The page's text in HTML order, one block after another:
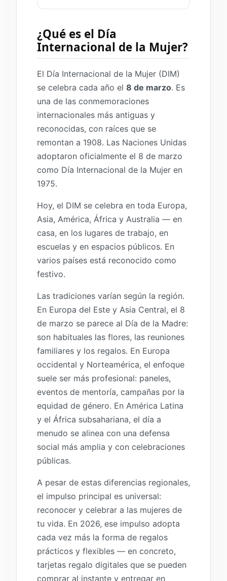
¿Qué es el Día
Internacional de la Mujer?
El Día Internacional de la Mujer (DIM)
se celebra cada año el 8 de marzo. Es
una de las conmemoraciones
internacionales más antiguas y
reconocidas, con raíces que se
remontan a 1908. Las Naciones Unidas
adoptaron oficialmente el 8 de marzo
como Día Internacional de la Mujer en
1975.
Hoy, el DIM se celebra en toda Europa,
Asia, América, África y Australia — en
casa, en los lugares de trabajo, en
escuelas y en espacios públicos. En
varios países está reconocido como
festivo.
Las tradiciones varían según la región.
En Europa del Este y Asia Central, el 8
de marzo se parece al Día de la Madre:
son habituales las flores, las reuniones
familiares y los regalos. En Europa
occidental y Norteamérica, el enfoque
suele ser más profesional: paneles,
eventos de mentoría, campañas por la
equidad de género. En América Latina
y el África subsahariana, el día a
menudo se alinea con una defensa
social más amplia y con celebraciones
públicas.
A pesar de estas diferencias regionales,
el impulso principal es universal:
reconocer y celebrar a las mujeres de
tu vida. En 2026, ese impulso adopta
cada vez más la forma de regalos
prácticos y flexibles — en concreto,
tarjetas regalo digitales que se pueden
comprar al instante y entregar en